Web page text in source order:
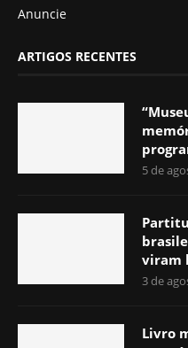
Anuncie
ARTIGOS RECENTES
5 de
viram
3 de
Livro